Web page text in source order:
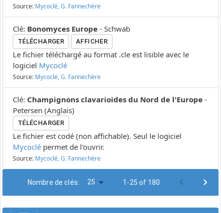
Source: Mycoclé, G. Fannechère
Clé: Bonomyces Europe - Schwab
TÉLÉCHARGER AFFICHER
Le fichier téléchargé au format .cle est lisible avec le
logiciel Mycoclé
Source: Mycoclé, G. Fannechère
Clé: Champignons clavarioides du Nord de l'Europe -
Petersen (Anglais)
TÉLÉCHARGER
Le fichier est codé (non affichable). Seul le logiciel
Mycoclé permet de l'ouvrir.
Source: Mycoclé, G. Fannechère
Nombre de clés: 25 1-25 of 180